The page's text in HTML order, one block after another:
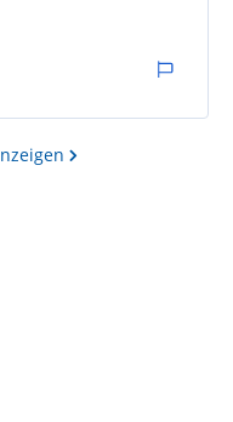
Chapeu an
Die Rezeption war